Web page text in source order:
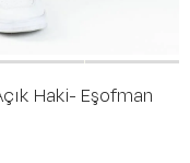
Haki- Eşofman